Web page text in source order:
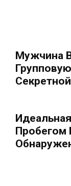
Мужчина
Пробегом